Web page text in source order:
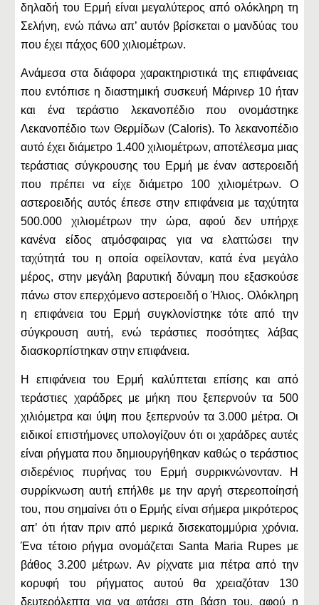
δηλαδή του Ερμή είναι μεγαλύτερος από ολόκληρη τη
Σελήνη, ενώ πάνω απ’ αυτόν βρίσκεται ο μανδύας του
που έχει πάχος 600 χιλιομέτρων.
Ανάμεσα στα διάφορα χαρακτηριστικά της επιφάνειας
που εντόπισε η διαστημική συσκευή Μάρινερ 10 ήταν
και ένα τεράστιο λεκανοπέδιο που ονομάστηκε
Λεκανοπέδιο των Θερμίδων (Caloris). To λεκανοπέδιο
αυτό έχει διάμετρο 1.400 χιλιομέτρων, αποτέλεσμα μιας
τεράστιας σύγκρουσης του Ερμή με έναν αστεροειδή
που πρέπει να είχε διάμετρο 100 χιλιομέτρων. Ο
αστεροειδής αυτός έπεσε στην επιφάνεια με ταχύτητα
500.000 χιλιομέτρων την ώρα, αφού δεν υπήρχε
κανένα είδος ατμόσφαιρας για να ελαττώσει την
ταχύτητά του η οποία οφείλονταν, κατά ένα μεγάλο
μέρος, στην μεγάλη βαρυτική δύναμη που εξασκούσε
πάνω στον επερχόμενο αστεροειδή ο Ήλιος. Ολόκληρη
η επιφάνεια του Ερμή συγκλονίστηκε τότε από την
σύγκρουση αυτή, ενώ τεράστιες ποσότητες λάβας
διασκορπίστηκαν στην επιφάνεια.
Η επιφάνεια του Ερμή καλύπτεται επίσης και από
τεράστιες χαράδρες με μήκη που ξεπερνούν τα 500
χιλιόμετρα και ύψη που ξεπερνούν τα 3.000 μέτρα. Οι
ειδικοί επιστήμονες υπολογίζουν ότι οι χαράδρες αυτές
είναι ρήγματα που δημιουργήθηκαν καθώς ο τεράστιος
σιδερένιος πυρήνας του Ερμή συρρικνώνονταν. Η
συρρίκνωση αυτή επήλθε με την αργή στερεοποίησή
του, που σημαίνει ότι ο Ερμής είναι σήμερα μικρότερος
απ’ ότι ήταν πριν από μερικά δισεκατομμύρια χρόνια.
Ένα τέτοιο ρήγμα ονομάζεται Santa Maria Rupes με
βάθος 3.200 μέτρων. Αν ρίχνατε μια πέτρα από την
κορυφή του ρήγματος αυτού θα χρειαζόταν 130
δευτερόλεπτα για να φτάσει στη βάση του, αφού η